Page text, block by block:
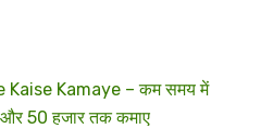
Kaise Kamaye – कम समय में
और 50 हजार तक कमाए